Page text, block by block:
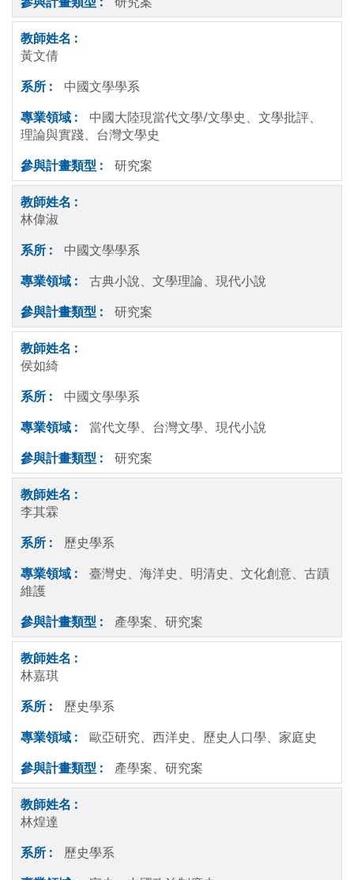
黃文倩
中國文學學系
中國大陸現當代文學/文學史、文學批評、
理論與實踐、台灣文學史
研究案
林偉淑
中國文學學系
古典小說、文學理論、現代小說
研究案
侯如綺
中國文學學系
當代文學、台灣文學、現代小說
研究案
李其霖
歷史學系
臺灣史、海洋史、明清史、文化創意、古蹟
維護
產學案、研究案
林嘉琪
歷史學系
歐亞研究、西洋史、歷史人口學、家庭史
產學案、研究案
林煌達
歷史學系